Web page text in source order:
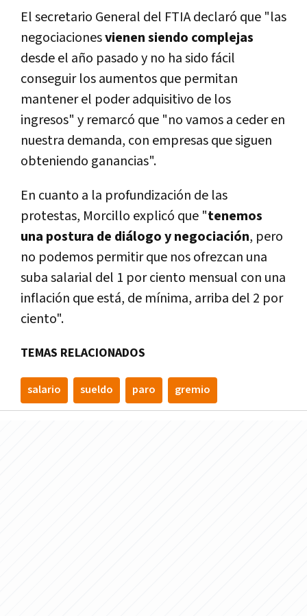
El secretario General del FTIA declaró que "las
negociacionesvienen siendo complejas
desde el año pasado y no ha sido fácil
conseguir los aumentos que permitan
mantener el poder adquisitivo de los
ingresos" y remarcó que "no vamos a ceder en
nuestra demanda, con empresas que siguen
obteniendo ganancias".
En cuanto a la profundización de las
protestas, Morcillo explicó que "tenemos
una postura de diálogo y negociación, pero
no podemos permitir que nos ofrezcan una
suba salarial del 1 por ciento mensual con una
inflación que está, de mínima, arriba del 2 por
ciento".
TEMAS RELACIONADOS
salario sueldo paro gremio